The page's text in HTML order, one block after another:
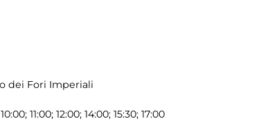
dei Fori Imperiali
11:00; 12:00; 14:00; 15:30; 17:00